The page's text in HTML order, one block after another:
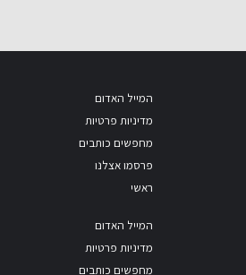
המייל האדום
מדיניות פרטיות
מחפשים כותבים
פרסמו אצלנו
ראשי
המייל האדום
מדיניות פרטיות
מחפשים כותבים